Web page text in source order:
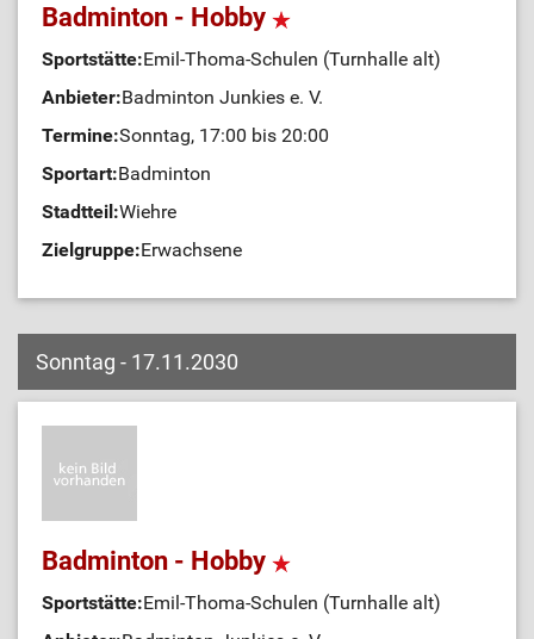
Badminton - Hobby
Sportstätte:Emil-Thoma-Schulen (Turnhalle alt)
Anbieter:Badminton Junkies e. V.
Termine:Sonntag, 17:00 bis 20:00
Sportart:Badminton
Stadtteil:Wiehre
Zielgruppe:Erwachsene
Sonntag - 17.11.2030
Badminton - Hobby
Sportstätte:Emil-Thoma-Schulen (Turnhalle alt)